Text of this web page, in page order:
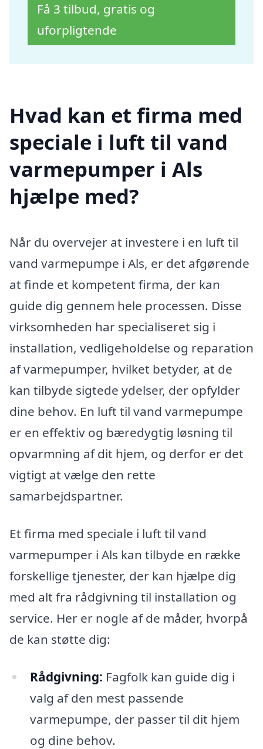
Få 3 tilbud, gratis og
uforpligtende
Hvad kan et firma med
speciale i luft til vand
varmepumper i Als
hjælpe med?
Når du overvejer at investere i en luft til
vand varmepumpe i Als, er det afgørende
at finde et kompetent firma, der kan
guide dig gennem hele processen. Disse
virksomheden har specialiseret sig i
installation, vedligeholdelse og reparation
af varmepumper, hvilket betyder, at de
kan tilbyde sigtede ydelser, der opfylder
dine behov. En luft til vand varmepumpe
er en effektiv og bæredygtig løsning til
opvarmning af dit hjem, og derfor er det
vigtigt at vælge den rette
samarbejdspartner.
Et firma med speciale i luft til vand
varmepumper i Als kan tilbyde en række
forskellige tjenester, der kan hjælpe dig
med alt fra rådgivning til installation og
service. Her er nogle af de måder, hvorpå
de kan støtte dig:
Rådgivning: Fagfolk kan guide dig i
valg af den mest passende
varmepumpe, der passer til dit hjem
og dine behov.